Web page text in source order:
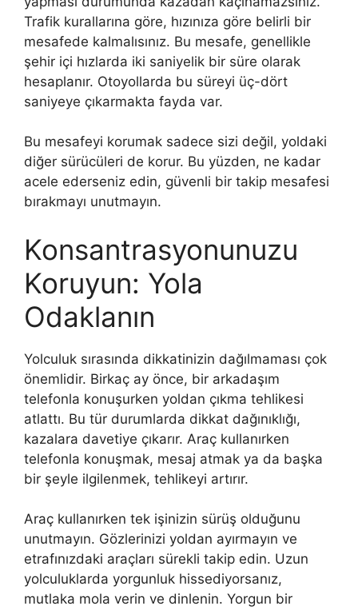
Trafik kurallarına göre, hızınıza göre belirli bir
mesafede kalmalısınız. Bu mesafe, genellikle
şehir içi hızlarda iki saniyelik bir süre olarak
hesaplanır. Otoyollarda bu süreyi üç-dört
saniyeye çıkarmakta fayda var.
Bu mesafeyi korumak sadece sizi değil, yoldaki
diğer sürücüleri de korur. Bu yüzden, ne kadar
acele ederseniz edin, güvenli bir takip mesafesi
bırakmayı unutmayın.
Konsantrasyonunuzu
Koruyun: Yola
Odaklanın
Yolculuk sırasında dikkatinizin dağılmaması çok
önemlidir. Birkaç ay önce, bir arkadaşım
telefonla konuşurken yoldan çıkma tehlikesi
atlattı. Bu tür durumlarda dikkat dağınıklığı,
kazalara davetiye çıkarır. Araç kullanırken
telefonla konuşmak, mesaj atmak ya da başka
bir şeyle ilgilenmek, tehlikeyi artırır.
Araç kullanırken tek işinizin sürüş olduğunu
unutmayın. Gözlerinizi yoldan ayırmayın ve
etrafınızdaki araçları sürekli takip edin. Uzun
yolculuklarda yorgunluk hissediyorsanız,
mutlaka mola verin ve dinlenin. Yorgun bir